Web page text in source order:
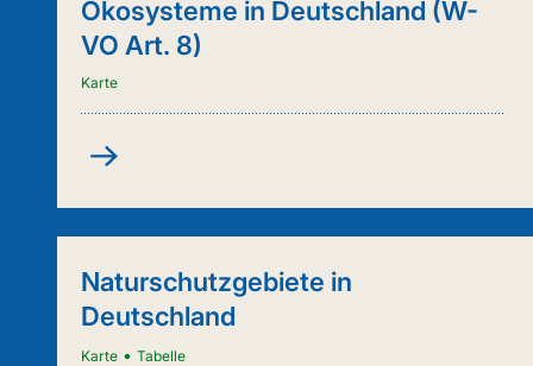
Ökosysteme in Deutschland (W-
VO Art. 8)
Karte
Kartenanwendung
Städtische
Ökosysteme
Deutschland
(W-
VO
Naturschutzgebiete in
Deutschland
Karte • Tabelle